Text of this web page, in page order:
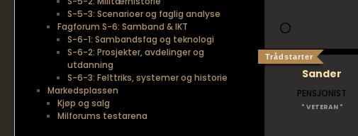
Sander
Trådstarter
PENSJONIST
* VETERAN *
S-5-3: Scenarioer og faglig analyse
Fagforum S-6: Samband & IKT
S-6-1: Sambandsfag og teknologi
S-6-2: Prosjekter, avdelinger og
utdanning
S-6-3: Felttriks, systemer og historie
Markedsplassen
Kjøp og salg
Milforums testarena